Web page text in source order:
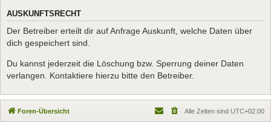
AUSKUNFTSRECHT
Der Betreiber erteilt dir auf Anfrage Auskunft, welche Daten über
dich gespeichert sind.
Du kannst jederzeit die Löschung bzw. Sperrung deiner Daten
verlangen. Kontaktiere hierzu bitte den Betreiber.
Foren-Übersicht Alle Zeiten sind UTC+02:00